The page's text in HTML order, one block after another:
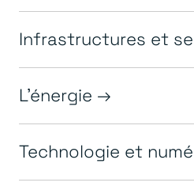
Infrastructures et
L'énergie
Technologie et